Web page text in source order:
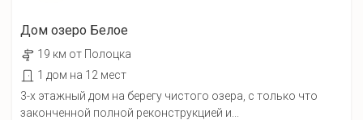
Дом озеро Белое
19 км от Полоцка
1 дом на 12 мест
3-х этажный дом на берегу чистого озера, с только что
законченной полной реконструкцией и...